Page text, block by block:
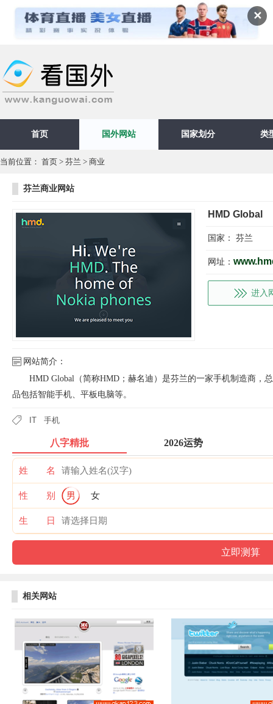
✕
首页 国外网站 国家划分 类
当前位置： 首页 > 芬兰 > 商业
芬兰商业网站
HMD Global
国家： 芬兰
网址：
进入
网站简介：
HMD Global（简称HMD；赫名迪）是芬兰的一家手机制造商，
品包括智能手机、平板电脑等。
IT 手机
八字精批 2026运势
姓 名
性 别 男 女
生 日
相关网站